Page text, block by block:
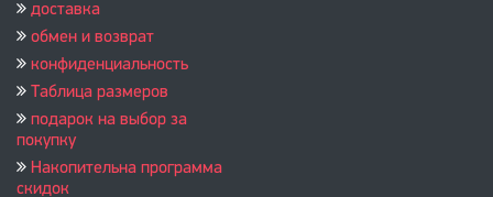
доставка
обмен и возврат
конфиденциальность
Таблица размеров
подарок на выбор за
покупку
Накопительна программа
скидок